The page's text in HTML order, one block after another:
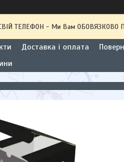
СВІЙ ТЕЛЕФОН - Ми Вам
Доставка і оплата